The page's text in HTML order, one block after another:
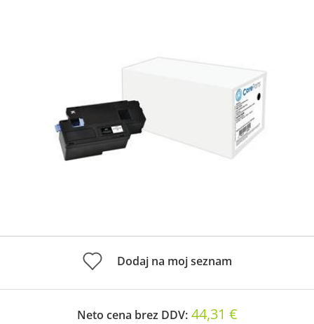
Dodaj na moj seznam
Neto cena brez DDV: 44,31 €